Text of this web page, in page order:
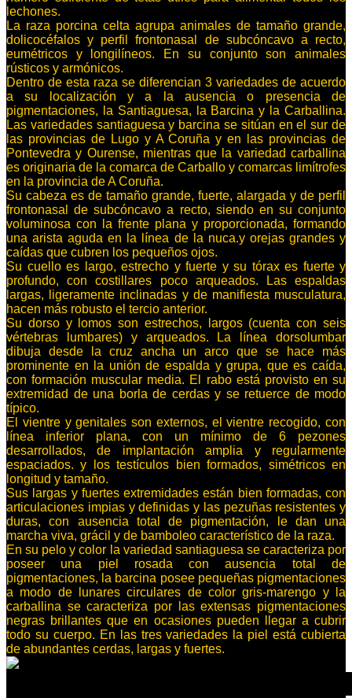
lechones.
La raza porcina celta agrupa animales de tamaño grande,
dolicocéfalos y perfil frontonasal de subcóncavo a recto,
eumétricos y longilíneos. En su conjunto son animales
rústicos y armónicos.
Dentro de esta raza se diferencian 3 variedades de acuerdo
a su localización y a la ausencia o presencia de
pigmentaciones, la Santiaguesa, la Barcina y la Carballina.
Las variedades santiaguesa y barcina se sitúan en el sur de
las provincias de Lugo y A Coruña y en las provincias de
Pontevedra y Ourense, mientras que la variedad carballina
es originaria de la comarca de Carballo y comarcas limítrofes
en la provincia de A Coruña.
Su cabeza es de tamaño grande, fuerte, alargada y de perfil
frontonasal de subcóncavo a recto, siendo en su conjunto
voluminosa con la frente plana y proporcionada, formando
una arista aguda en la línea de la nuca.y orejas grandes y
caídas que cubren los pequeños ojos.
Su cuello es largo, estrecho y fuerte y su tórax es fuerte y
profundo, con costillares poco arqueados. Las espaldas
largas, ligeramente inclinadas y de manifiesta musculatura,
hacen más robusto el tercio anterior.
Su dorso y lomos son estrechos, largos (cuenta con seis
vértebras lumbares) y arqueados. La línea dorsolumbar
dibuja desde la cruz ancha un arco que se hace más
prominente en la unión de espalda y grupa, que es caída,
con formación muscular media. El rabo está provisto en su
extremidad de una borla de cerdas y se retuerce de modo
típico.
El vientre y genitales son externos, el vientre recogido, con
línea inferior plana, con un mínimo de 6 pezones
desarrollados, de implantación amplia y regularmente
espaciados. y los testículos bien formados, simétricos en
longitud y tamaño.
Sus largas y fuertes extremidades están bien formadas, con
articulaciones impias y definidas y las pezuñas resistentes y
duras, con ausencia total de pigmentación, le dan una
marcha viva, grácil y de bamboleo característico de la raza.
En su pelo y color la variedad santiaguesa se caracteriza por
poseer una piel rosada con ausencia total de
pigmentaciones, la barcina posee pequeñas pigmentaciones
a modo de lunares circulares de color gris-marengo y la
carballina se caracteriza por las extensas pigmentaciones
negras brillantes que en ocasiones pueden llegar a cubrir
todo su cuerpo. En las tres variedades la piel está cubierta
de abundantes cerdas, largas y fuertes.